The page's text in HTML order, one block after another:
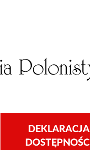
DEKLARACJA
DOSTĘPNOŚCI